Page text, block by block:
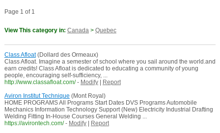
Page 1 of 1
View This category in: Canada> Quebec
Class Afloat(Dollard des Ormeaux)
Class Afloat. Imagine a semester of school where you sail around the world.and
earn credits! Class Afloat is dedicated to educating a community of young
people, encouraging self-sufficiency, ...
http://www.classafloat.com/ - Modify|
Report
Aviron Institut Technique (Mont Royal)
HOME PROGRAMS All Programs Start Dates DVS Programs Automobile
Mechanics Information Technology Support (New) Electricity Industrial Drafting
Welding Fitting In-House Courses General Welding ...
https://avirontech.com/ - Modify|
Report